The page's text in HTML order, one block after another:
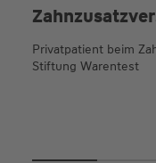
Privatpatient beim
Stiftung Warentest